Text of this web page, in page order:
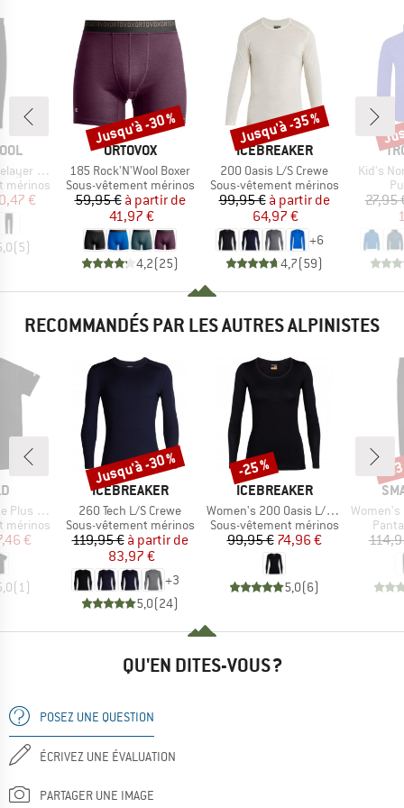
Boxed
mérinos
réduit
€
(5)
MARQUE
ORTOVOX
Article
185 Rock'N'Wool Boxer
Product group
Sous-vêtement mérinos
Prix
59,95 € Prix réduit
à partir de
41,97 €
4,2(25)
Remise
Jusqu'à -30 %
MARQUE
ICEBREAKER
Article
200 Oasis L/S Crewe
Product group
Sous-vêtement mérinos
Prix
99,95 € Prix réduit
à partir de
64,97 €
+6
4,7(59)
Remise
Jusqu'à -35 %
Article
Kid's
27,95
RECOMMANDÉS PAR LES AUTRES ALPINISTES
T-Shirt
mérinos
réduit
€
(1)
MARQUE
ICEBREAKER
Article
260 Tech L/S Crewe
Product group
Sous-vêtement mérinos
Prix
119,95 € Prix réduit
à partir de
83,97 €
+3
5,0(24)
Remise
Jusqu'à -30 %
MARQUE
ICEBREAKER
Article
Women's 200 Oasis L/S Scoop
Product group
Sous-vêtement mérinos
Prix
99,95 €Prix réduit
74,96 €
5,0(6)
Remise
-25 %
Article
Women's Merino
-
QU'EN DITES-VOUS ?
POSEZ UNE QUESTION
ÉCRIVEZ UNE ÉVALUATION
PARTAGER UNE IMAGE